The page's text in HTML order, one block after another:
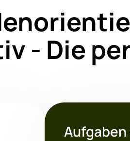
- Die